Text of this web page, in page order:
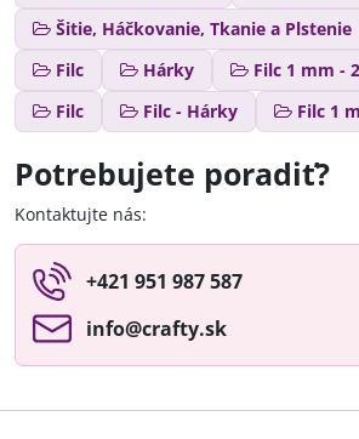
Šitie, Háčkovanie, Tkanie a Plstenie
Filc
Hárky
Filc 1 mm -
Filc
Filc - Hárky Filc 1
Potrebujete poradiť?
Kontaktujte nás:
+421 951 987 587
info​@crafty​.sk